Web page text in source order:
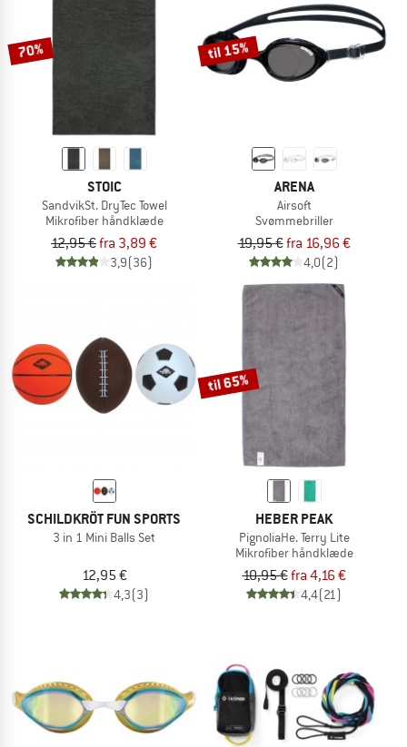
70%
STOIC
SandvikSt. DryTec Towel
Mikrofiber håndklæde
12,95 €fra 3,89 €
3,9(36)
til 15%
ARENA
Airsoft
Svømmebriller
19,95 €fra 16,96 €
4,0(2)
SCHILDKRÖT FUN SPORTS
3 in 1 Mini Balls Set
12,95 €
4,3(3)
til 65%
HEBER PEAK
PignoliaHe. Terry Lite
Mikrofiber håndklæde
10,95 €fra 4,16 €
4,4(21)